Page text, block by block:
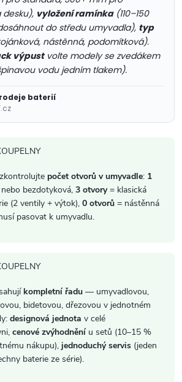
vyložení ramínka(110–150
do středu umyvadla), typ
nástěnná, podomítková).
výpustvolte modely se zvedákem
vodu jedním tlakem).
baterií
počet otvorů v umyvadle: 1
bezdotyková, 3 otvory= klasická
(2 ventily + výtok), 0 otvorů = nástěnná
pasovat k umyvadlu.
kompletní řadu — umyvadlovou,
bidetovou, dřezovou v jednotném
designová jednota v celé
cenové zvýhodnění u setů (10–15 %
nákupu), jednoduchý servis (jeden
baterie ze série).